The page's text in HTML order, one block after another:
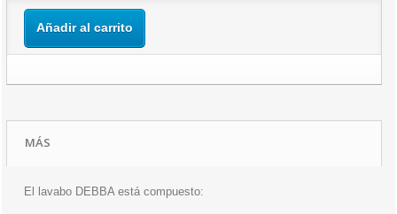
Añadir al carrito
MÁS
El lavabo DEBBA está compuesto: